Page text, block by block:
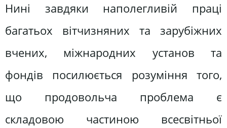
Нині завдяки наполегливій праці
багатьох вітчизняних та зарубіжних
вчених, міжнародних установ та
фондів посилюється розуміння того,
що продовольча проблема є
складовою частиною всесвітньої